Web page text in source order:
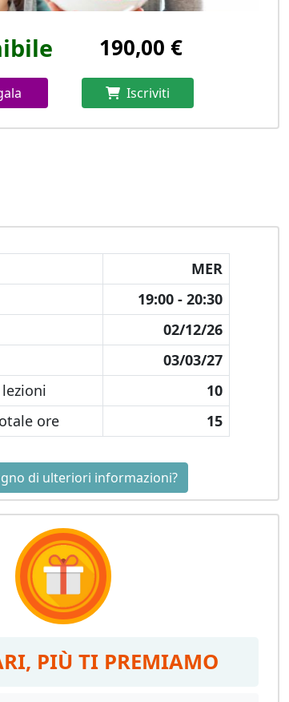
190,00 €
Iscriviti
MER
19:00 - 20:30
02/12/26
03/03/27
10
ore
15
di ulteriori informazioni?
PIÙ TI PREMIAMO